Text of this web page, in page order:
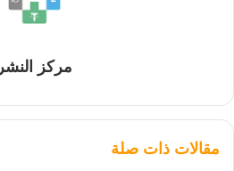
مركز النشر
مقالات ذات صلة